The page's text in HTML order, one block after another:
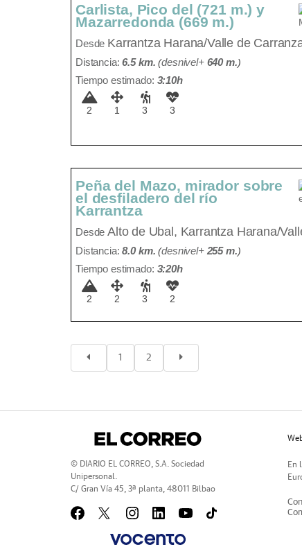
Carlista, Pico del (721 m.) y
Mazarredonda (669 m.)
Desde Karrantza Harana/Valle de
Distancia:6.5 km. (desnivel+ 640 m.)
Tiempo estimado: 3:10h
2 1 3 3
Peña del Mazo, mirador sobre
el desfiladero del río
Karrantza
DesdeAlto de Ubal, Karrantza Harana/
Distancia:8.0 km. (desnivel+ 255 m.)
Tiempo estimado: 3:20h
2 2 3 2
1 2
© DIARIO EL CORREO, S.A. Sociedad
Unipersonal.
C/ Gran Vía 45, 3ª planta, 48011 Bilbao
En